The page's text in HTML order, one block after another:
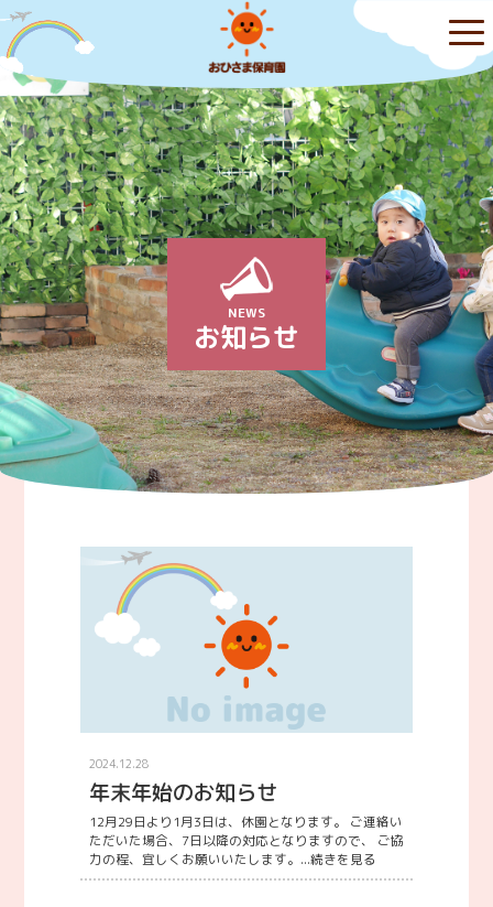
NEWS
お知らせ
2024.12.28
年末年始のお知らせ
12月29日より1月3日は、休園となります。 ご連絡い
ただいた場合、7日以降の対応となりますので、 ご協
力の程、宜しくお願いいたします。...続きを見る